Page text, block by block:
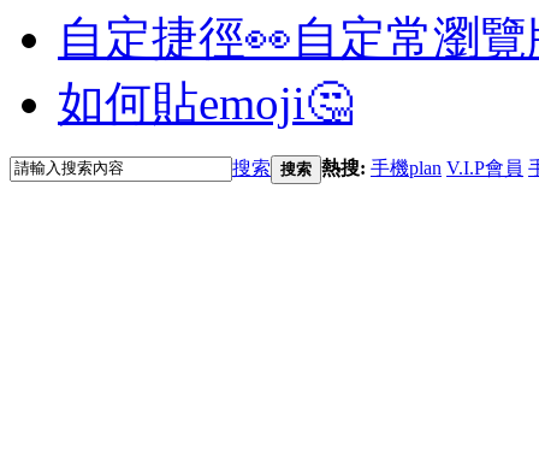
自定捷徑👀自定常瀏
如何貼emoji🤔
搜索 搜索 熱搜: 手機plan V.I.P會員